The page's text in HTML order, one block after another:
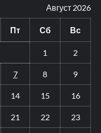
Август 2026
Пт Сб Вс
1 2
7 8 9
14 15 16
21 22 23